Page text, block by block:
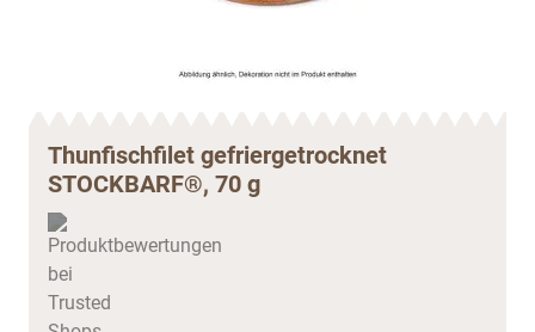
Thunfischfilet gefriergetrocknet
STOCKBARF®, 70 g